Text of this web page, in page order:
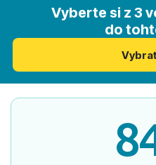
Vyberte si z 3
do